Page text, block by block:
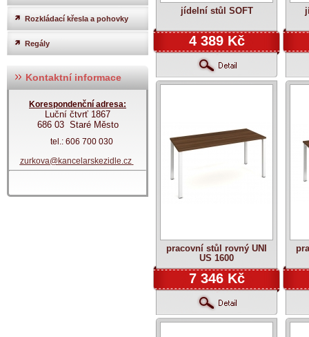
Rozkládací křesla a pohovky
Regály
Kontaktní informace
Korespondenční adresa:
Luční čtvrť 1867
686 03 Staré Město
tel.: 606 700 030
zurkova@kancelarskezidle.cz
jídelní stůl SOFT
4 389 Kč
pracovní stůl rovný UNI
US 1600
7 346 Kč